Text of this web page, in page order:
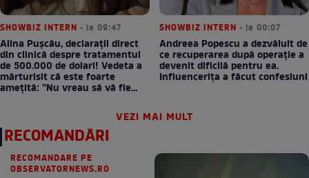
SHOWBIZ INTERN • la 09:47
Alina Pușcău, declarații direct
din clinică despre tratamentul
de 500.000 de dolari! Vedeta a
mărturisit că este foarte
amețită: ”Nu vreau să vă fie
SHOWBIZ INTERN • la 00:07
Andreea Popescu a dezvăluit de
ce recuperarea după operație a
devenit dificilă pentru ea.
Influencerița a făcut confesiuni
VEZI MAI MULT
RECOMANDĂRI
RECOMANDARE PE
OBSERVATORNEWS.RO